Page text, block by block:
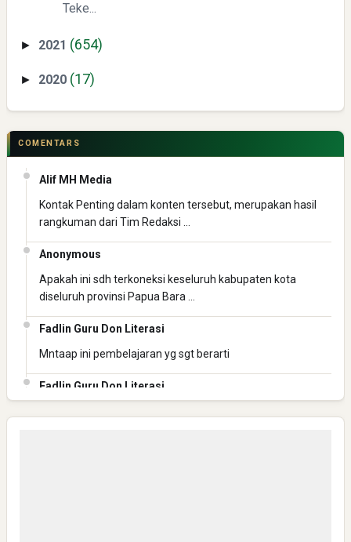
Teke...
► 2021 (654)
► 2020 (17)
COMENTARS
Alif MH Media
Kontak Penting dalam konten tersebut, merupakan hasil
rangkuman dari Tim Redaksi …
Anonymous
Apakah ini sdh terkoneksi keseluruh kabupaten kota
diseluruh provinsi Papua Bara …
Fadlin Guru Don Literasi
Mntaap ini pembelajaran yg sgt berarti
Fadlin Guru Don Literasi